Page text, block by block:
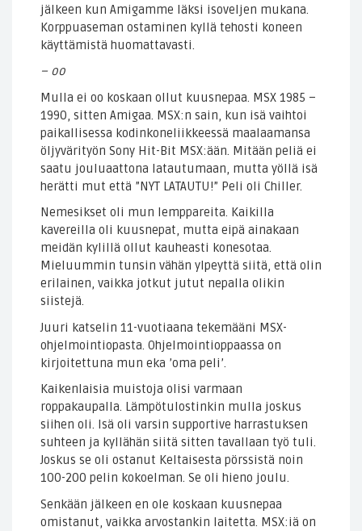
jälkeen kun Amigamme läksi isoveljen mukana.
Korppuaseman ostaminen kyllä tehosti koneen
käyttämistä huomattavasti.
– oo
Mulla ei oo koskaan ollut kuusnepaa. MSX 1985 –
1990, sitten Amigaa. MSX:n sain, kun isä vaihtoi
paikallisessa kodinkoneliikkeessä maalaamansa
öljyvärityön Sony Hit-Bit MSX:ään. Mitään peliä ei
saatu jouluaattona latautumaan, mutta yöllä isä
herätti mut että ”NYT LATAUTU!” Peli oli Chiller.
Nemesikset oli mun lemppareita. Kaikilla
kavereilla oli kuusnepat, mutta eipä ainakaan
meidän kylillä ollut kauheasti konesotaa.
Mieluummin tunsin vähän ylpeyttä siitä, että olin
erilainen, vaikka jotkut jutut nepalla olikin
siistejä.
Juuri katselin 11-vuotiaana tekemääni MSX-
ohjelmointiopasta. Ohjelmointioppaassa on
kirjoitettuna mun eka ’oma peli’.
Kaikenlaisia muistoja olisi varmaan
roppakaupalla. Lämpötulostinkin mulla joskus
siihen oli. Isä oli varsin supportive harrastuksen
suhteen ja kyllähän siitä sitten tavallaan työ tuli.
Joskus se oli ostanut Keltaisesta pörssistä noin
100-200 pelin kokoelman. Se oli hieno joulu.
Senkään jälkeen en ole koskaan kuusnepaa
omistanut, vaikka arvostankin laitetta. MSX:iä on